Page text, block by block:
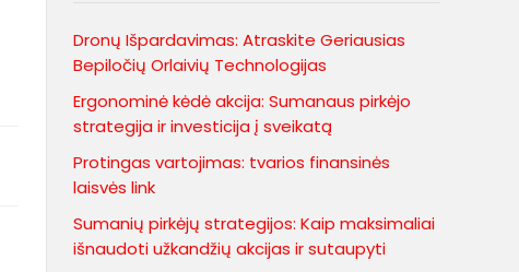
Dronų Išpardavimas: Atraskite Geriausias
Bepiločių Orlaivių Technologijas
Ergonominė kėdė akcija: Sumanaus pirkėjo
strategija ir investicija į sveikatą
Protingas vartojimas: tvarios finansinės
laisvės link
Sumanių pirkėjų strategijos: Kaip maksimaliai
išnaudoti užkandžių akcijas ir sutaupyti